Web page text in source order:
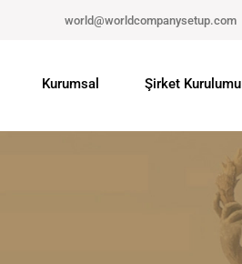
world@worldcompanysetup.com
Kurumsal Şirket Kurulumu